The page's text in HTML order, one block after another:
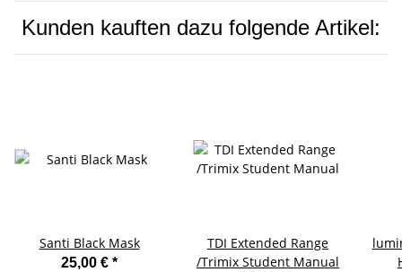
Kunden kauften dazu folgende Artikel:
Santi Black Mask
25,00 € *
TDI Extended Range
/Trimix Student Manual